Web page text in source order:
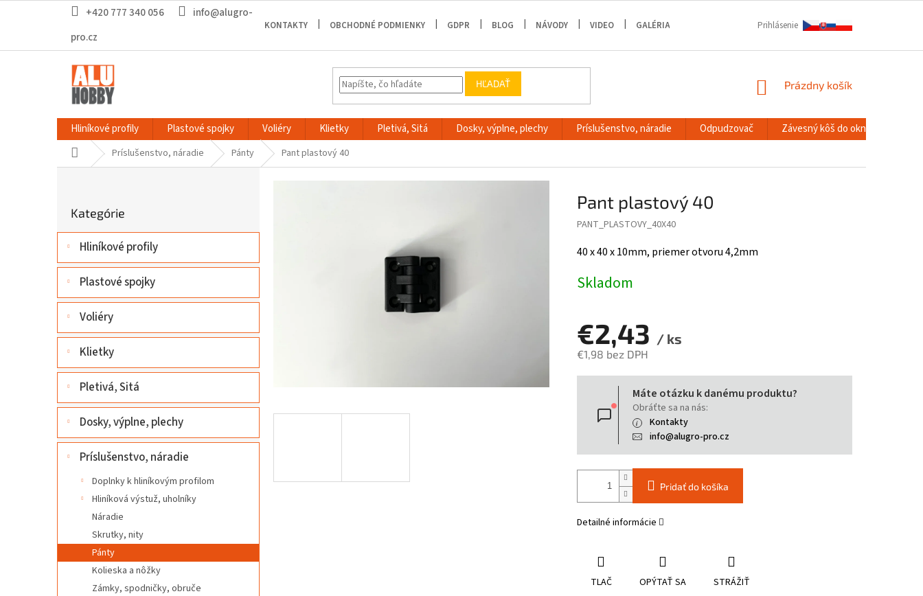
+420 777 340 056
info@alugro-
pro.cz
KONTAKTY OBCHODNÉ PODMIENKY GDPR BLOG NÁVODY VIDEO GALÉRIA Prihlásenie
HĽADAŤ
NÁKUPNÝ
Prázdny košík
Hliníkové profily Plastové spojky Voliéry Klietky Pletivá, Sitá Dosky, výplne, plechy Príslušenstvo, náradie Odpudzovač Závesný kôš do okna
DomovPríslušenstvo, náradie Pánty Pant plastový 40
ý
a
e
kategórie
Kategórie
Hliníkové profily
Plastové spojky
Voliéry
Klietky
Pletivá, Sitá
Dosky, výplne, plechy
Príslušenstvo, náradie
Doplnky k hliníkovým profilom
Hliníková výstuž, uholníky
Náradie
Skrutky, nity
Pánty
Kolieska a nôžky
Zámky, spodničky, obruče
Pant plastový 40
PANT_PLASTOVY_40X40
40 x 40 x 10mm, priemer otvoru 4,2mm
Skladom
€2,43 / ks
€1,98 bez DPH
Jednotková
Máte otázku k danému produktu?
Obráťte sa na nás:
Kontakty
info@alugro-pro.cz
Pridať do košíka
Detailné informácie
TLAČ OPÝTAŤ SA STRÁŽIŤ